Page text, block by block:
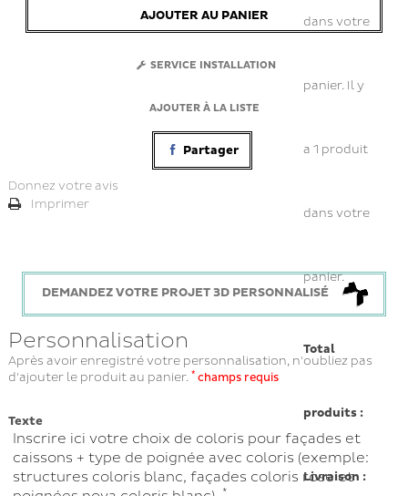
dans votre
panier. Il y
a 1 produit
dans votre
panier.
Total
produits :
Livraison :
AJOUTER AU PANIER
SERVICE INSTALLATION
AJOUTER À LA LISTE
Partager
Donnez votre avis
Imprimer
DEMANDEZ VOTRE PROJET 3D PERSONNALISÉ
Personnalisation
Après avoir enregistré votre personnalisation, n'oubliez pas
d'ajouter le produit au panier. *champs requis
Texte
Inscrire ici votre choix de coloris pour façades et
caissons + type de poignée avec coloris (exemple:
structures coloris blanc, façades coloris rose et
*